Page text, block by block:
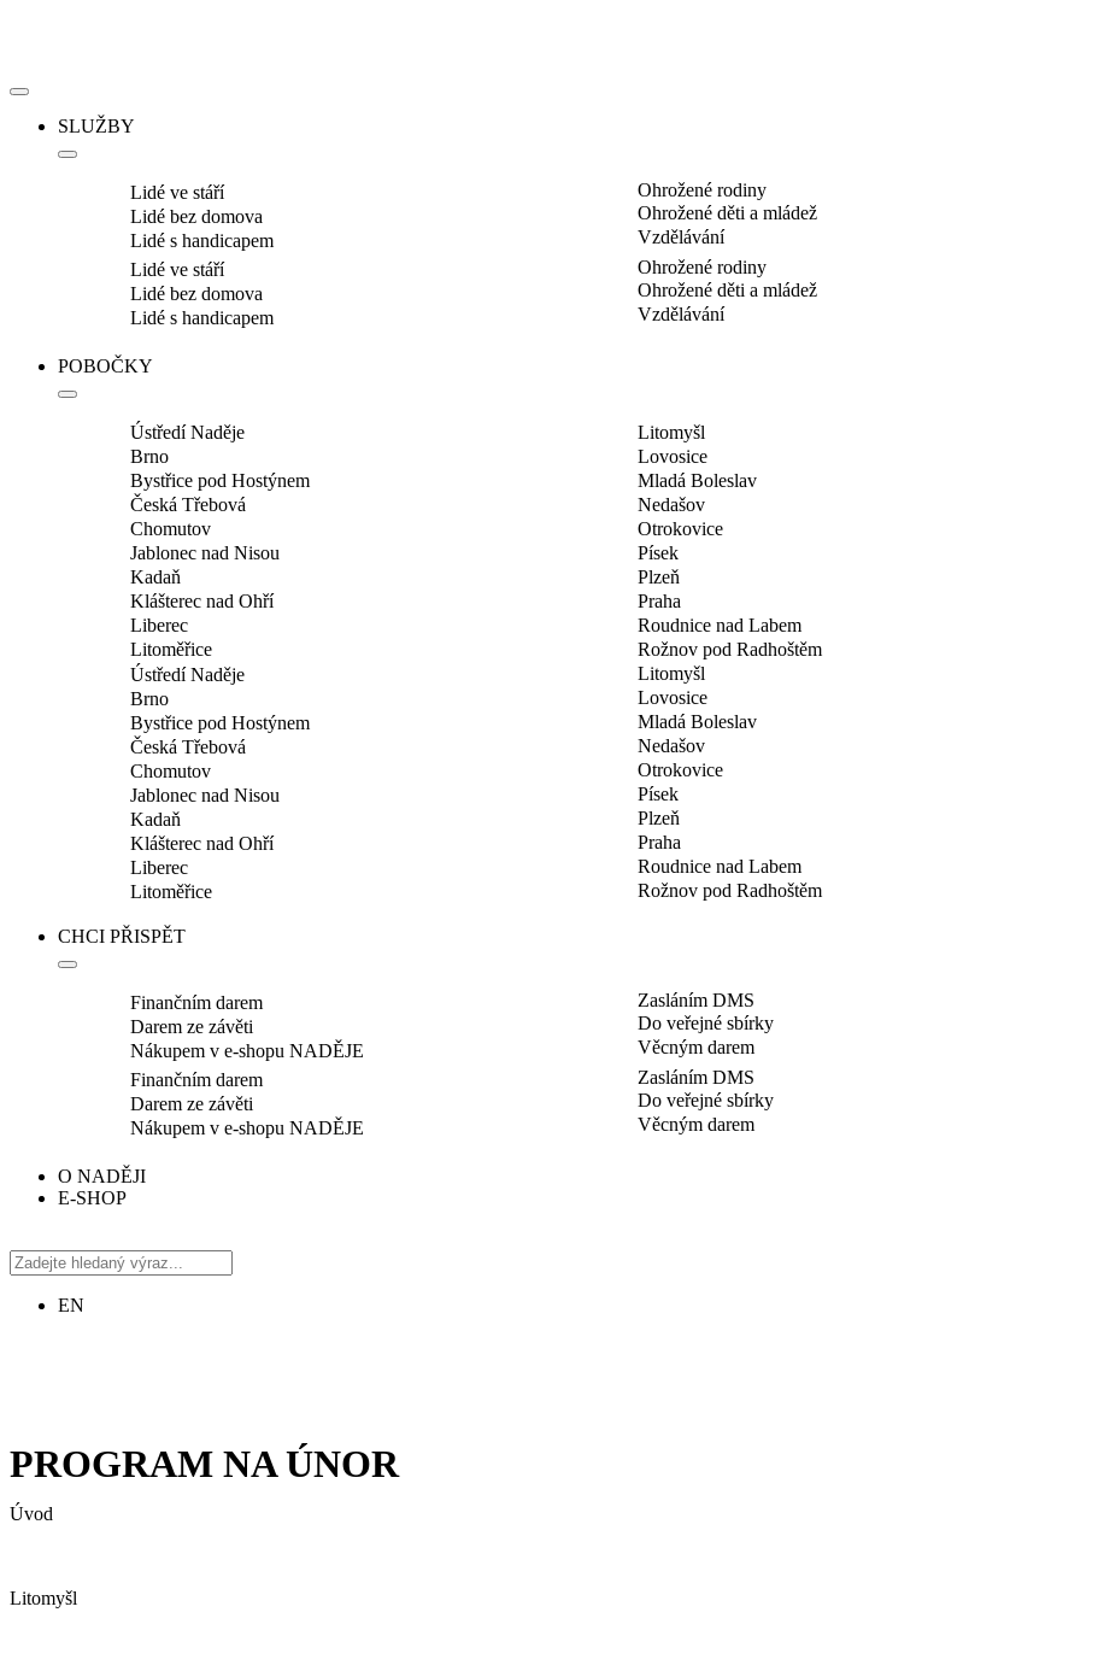
SLUŽBY
Lidé ve stáří
Lidé bez domova
Lidé s handicapem
Ohrožené rodiny
Ohrožené děti a mládež
Vzdělávání
Lidé ve stáří
Lidé bez domova
Lidé s handicapem
Ohrožené rodiny
Ohrožené děti a mládež
Vzdělávání
POBOČKY
Ústředí Naděje
Brno
Bystřice pod Hostýnem
Česká Třebová
Chomutov
Jablonec nad Nisou
Kadaň
Klášterec nad Ohří
Liberec
Litoměřice
Litomyšl
Lovosice
Mladá Boleslav
Nedašov
Otrokovice
Písek
Plzeň
Praha
Roudnice nad Labem
Rožnov pod Radhoštěm
Ústředí Naděje
Brno
Bystřice pod Hostýnem
Česká Třebová
Chomutov
Jablonec nad Nisou
Kadaň
Klášterec nad Ohří
Liberec
Litoměřice
Litomyšl
Lovosice
Mladá Boleslav
Nedašov
Otrokovice
Písek
Plzeň
Praha
Roudnice nad Labem
Rožnov pod Radhoštěm
CHCI PŘISPĚT
Finančním darem
Darem ze závěti
Nákupem v e-shopu NADĚJE
Zasláním DMS
Do veřejné sbírky
Věcným darem
Finančním darem
Darem ze závěti
Nákupem v e-shopu NADĚJE
Zasláním DMS
Do veřejné sbírky
Věcným darem
O NADĚJI
E-SHOP
EN
PROGRAM NA ÚNOR
Úvod
Litomyšl